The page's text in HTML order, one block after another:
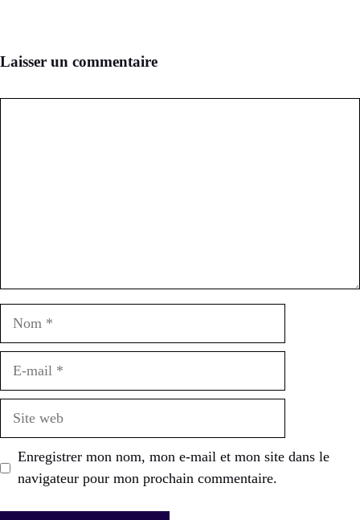
Laisser un commentaire
Enregistrer mon nom, mon e-mail et mon site dans le
navigateur pour mon prochain commentaire.